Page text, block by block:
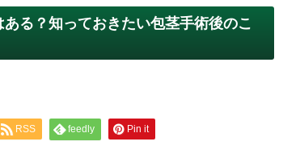
る？知っておきたい包茎手術後のこ
RSS feedly Pin it